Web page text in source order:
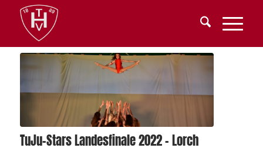
TuJu-Stars Landesfinale 2022 – Lorch